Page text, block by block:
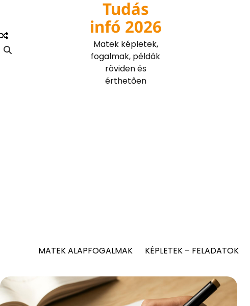
content
Tudás
infó 2026
Matek képletek,
fogalmak, példák
röviden és
érthetően
MATEK ALAPFOGALMAK KÉPLETEK – FELADATOK